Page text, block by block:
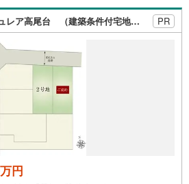
【大和ハウス】セキュレア高尾台 （建築条件付宅地分譲） PR
円